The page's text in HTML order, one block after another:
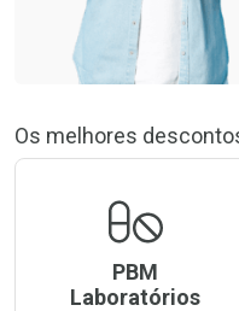
Os melhores
PBM
Laboratórios